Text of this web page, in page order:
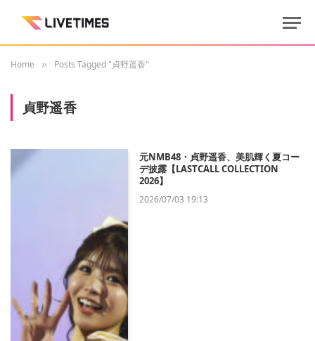
Home » Posts Tagged "貞野遥香"
貞野遥香
元NMB48・貞野遥香、美肌輝く夏コー
デ披露【LASTCALL COLLECTION
2026】
2026/07/03 19:13